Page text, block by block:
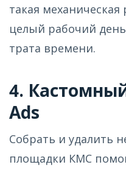
такая
целый рабочий
трата времени.
4.
Ads
Собрать и удалить
площадки КМС